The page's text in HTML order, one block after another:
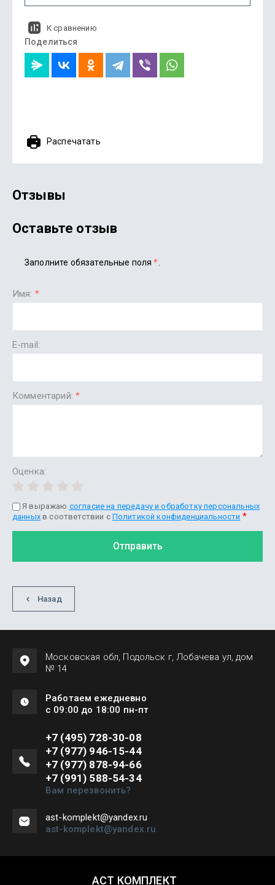
К сравнению
Поделиться
Распечатать
Отзывы
Оставьте отзыв
Заполните обязательные поля*
Имя: *
E-mail:
Комментарий:*
Оценка:
Я выражаю согласие на передачу и обработку персональных
данныхв соответствии с Политикой конфиденциальности *
Отправить
Назад
Московская обл, Подольск г, Лобачева ул, дом
№ 14
Работаем ежедневно
с 09:00 до 18:00 пн-пт
+7 (495) 728-30-08
+7 (977) 946-15-44
+7 (977) 878-94-66
+7 (991) 588-54-34
Вам перезвонить?
ast-komplekt@yandex.ru
ast-komplekt@yandex.ru
АСТ КОМПЛЕКТ